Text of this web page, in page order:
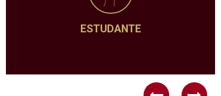
ESTUDANTE